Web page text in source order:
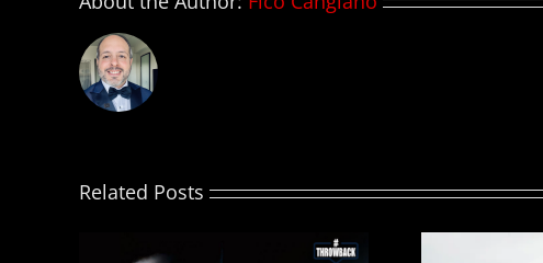
Related Posts